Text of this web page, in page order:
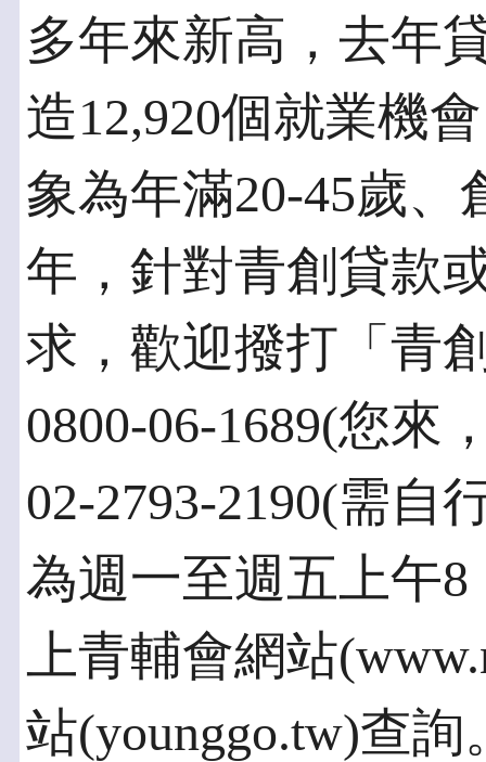
多年來新高，去年
造12,920個就業機
象為年滿20-45歲
年，針對青創貸款
求，歡迎撥打「青
0800-06-1689(您來
02-2793-2190(需自
為週一至週五上午8
上青輔會網站
站(younggo.tw)查詢